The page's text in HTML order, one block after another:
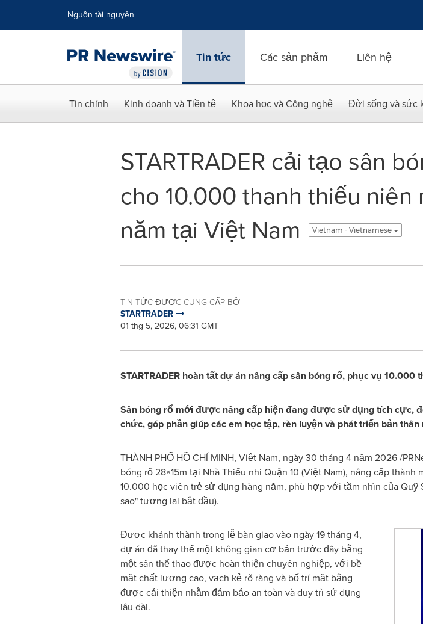
Nguồn tài nguyên
Tin tức Các sản phẩm Liên hệ
Tin chính Kinh doanh và Tiền tệ Khoa học và Công nghệ Đời sống và sức
STARTRADER cải tạo sân
cho 10.000 thanh thiếu niên
năm tại Việt Nam
Vietnam - Vietnamese
TIN TỨC ĐƯỢC CUNG CẤP BỞI
STARTRADER
01 thg 5, 2026, 06:31 GMT
STARTRADER hoàn tất dự án nâng cấp sân bóng rổ, phục vụ 10.000
Sân bóng rổ mới được nâng cấp hiện đang được sử dụng tích cực,
chức, góp phần giúp các em học tập, rèn luyện và phát triển bản thân
THÀNH PHỐ HỒ CHÍ MINH, Việt Nam, ngày 30 tháng 4 năm 2026/
bóng rổ 28×15m tại Nhà Thiếu nhi Quận 10 (Việt Nam), nâng cấp
10.000 học viên trẻ sử dụng hàng năm, phù hợp với tầm nhìn của Quỹ
sao" tương lai bắt đầu).
Được khánh thành trong lễ bàn giao vào ngày 19 tháng 4,
dự án đã thay thế một không gian cơ bản trước đây bằng
một sân thể thao được hoàn thiện chuyên nghiệp, với bề
mặt chất lượng cao, vạch kẻ rõ ràng và bố trí mặt bằng
được cải thiện nhằm đảm bảo an toàn và duy trì sử dụng
lâu dài.